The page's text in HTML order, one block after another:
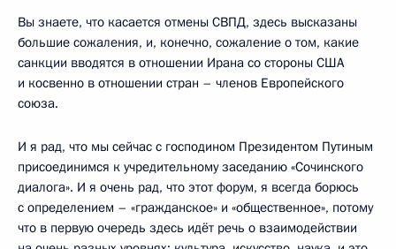
Вы знаете, что касается отмены СВПД, здесь высказаны
большие сожаления, и, конечно, сожаление о том, какие
санкции вводятся в отношении Ирана со стороны США
и косвенно в отношении стран – членов Европейского
союза.
И я рад, что мы сейчас с господином Президентом Путиным
присоединимся к учредительному заседанию «Сочинского
диалога». И я очень рад, что этот форум, я всегда борюсь
с определением – «гражданское» и «общественное», потому
что в первую очередь здесь идёт речь о взаимодействии